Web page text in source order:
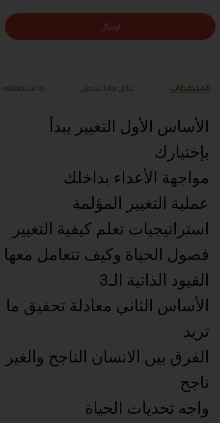
ارسال
المخططات علي ماذا تحصل ما ستتعلمه
الأساس الأول التغيير يبدأ
بإختيارك
مواجهة الأعداء بداخلك
عملية التغيير المؤلمة
استراتيجيات تعلم كيفية التغيير
فصول الحياة وكيف تتعامل معها
القيود الذاتية الـ3
الأساس الثاني معادلة تحقيق ما
تريد
الفرق بين الانسان الناجح والغير
ناجح
واجه تحديات الحياة